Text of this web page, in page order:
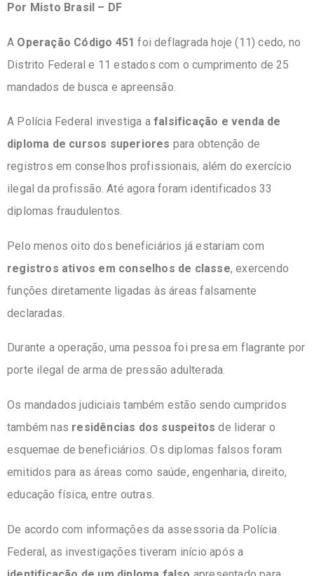
k
Por Misto Brasil – DF
A Operação Código 451 foi deflagrada hoje (11) cedo, no
Distrito Federal e 11 estados com o cumprimento de 25
mandados de busca e apreensão.
A Polícia Federal investiga a falsificação e venda de
diploma de cursos superiores para obtenção de
registros em conselhos profissionais, além do exercício
ilegal da profissão.Até agora foram identificados33
diplomas fraudulentos.
Pelo menosoito dos beneficiários já estariam com
registros ativos em conselhos de classe, exercendo
funções diretamente ligadas às áreas falsamente
declaradas.
Durante a operação, uma pessoa foi presa em flagrante por
porte ilegal de arma de pressão adulterada.
Os mandados judiciais também estão sendo cumpridos
também nas residências dos suspeitos de liderar o
esquemae de beneficiários. Os diplomas falsos foram
emitidos para as áreas como saúde, engenharia, direito,
educação física, entre outras.
De acordo com informações da assessoria da Polícia
Federal, as investigações tiveram início após a